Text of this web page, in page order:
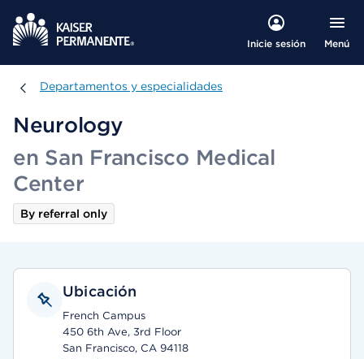
Inicie sesión Menú
Departamentos y especialidades
Departamentos y especialidades
Neurology
en San Francisco Medical
Center
By referral only
Ubicación
French Campus
450 6th Ave, 3rd Floor
San Francisco, CA 94118